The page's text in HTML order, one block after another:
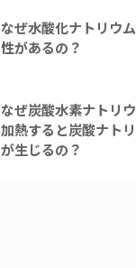
なぜ水酸化ナトリウ
性があるの？
なぜ炭酸水素ナトリ
加熱すると炭酸ナト
が生じるの？